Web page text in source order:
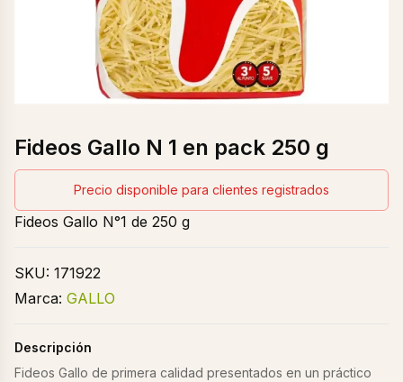
Fideos Gallo N 1 en pack 250 g
Precio disponible para clientes registrados
Fideos Gallo N°1 de 250 g
SKU: 171922
Marca: GALLO
Descripción
Fideos Gallo de primera calidad presentados en un práctico